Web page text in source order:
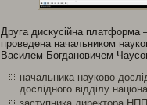
Друга дискусійна платформа
проведена начальником
Василем Богдановичем
начальника науково-
дослідного відділу